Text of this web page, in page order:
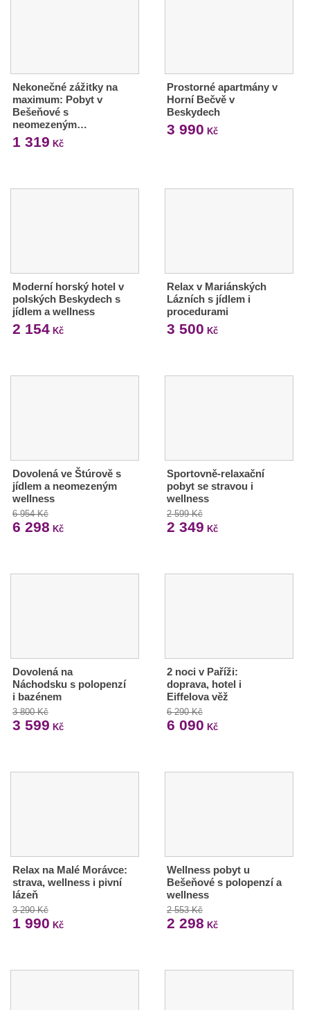
Nekonečné zážitky na
maximum: Pobyt v
Bešeňové s
neomezeným…
1 319 Kč
Prostorné apartmány v
Horní Bečvě v
Beskydech
3 990 Kč
Moderní horský hotel v
polských Beskydech s
jídlem a wellness
2 154 Kč
Relax v Mariánských
Lázních s jídlem i
procedurami
3 500 Kč
Dovolená ve Štúrově s
jídlem a neomezeným
wellness
6 954 Kč
6 298 Kč
Sportovně-relaxační
pobyt se stravou i
wellness
2 599 Kč
2 349 Kč
Dovolená na
Náchodsku s polopenzí
i bazénem
3 800 Kč
3 599 Kč
2 noci v Paříži:
doprava, hotel i
Eiffelova věž
6 290 Kč
6 090 Kč
Relax na Malé Morávce:
strava, wellness i pivní
lázeň
3 290 Kč
1 990 Kč
Wellness pobyt u
Bešeňové s polopenzí a
wellness
2 553 Kč
2 298 Kč